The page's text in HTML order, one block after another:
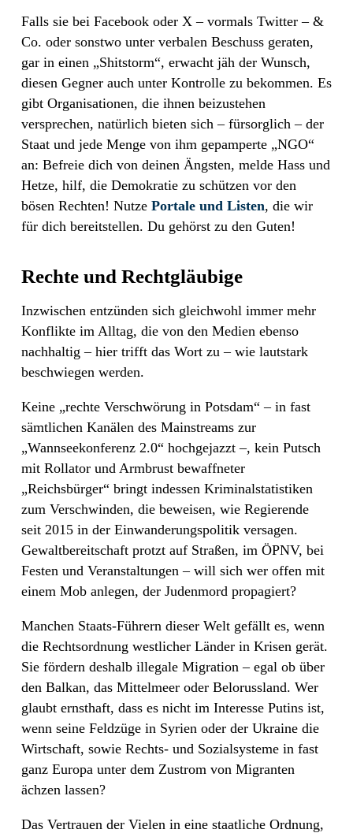
Falls sie bei Facebook oder X – vormals Twitter – &
Co. oder sonstwo unter verbalen Beschuss geraten,
gar in einen „Shitstorm“, erwacht jäh der Wunsch,
diesen Gegner auch unter Kontrolle zu bekommen. Es
gibt Organisationen, die ihnen beizustehen
versprechen, natürlich bieten sich – fürsorglich – der
Staat und jede Menge von ihm gepamperte „NGO“
an: Befreie dich von deinen Ängsten, melde Hass und
Hetze, hilf, die Demokratie zu schützen vor den
bösen Rechten! Nutze Portale und Listen, die wir
für dich bereitstellen. Du gehörst zu den Guten!
Rechte und Rechtgläubige
Inzwischen entzünden sich gleichwohl immer mehr
Konflikte im Alltag, die von den Medien ebenso
nachhaltig – hier trifft das Wort zu – wie lautstark
beschwiegen werden.
Keine „rechte Verschwörung in Potsdam“ – in fast
sämtlichen Kanälen des Mainstreams zur
„Wannseekonferenz 2.0“ hochgejazzt –, kein Putsch
mit Rollator und Armbrust bewaffneter
„Reichsbürger“ bringt indessen Kriminalstatistiken
zum Verschwinden, die beweisen, wie Regierende
seit 2015 in der Einwanderungspolitik versagen.
Gewaltbereitschaft protzt auf Straßen, im ÖPNV, bei
Festen und Veranstaltungen – will sich wer offen mit
einem Mob anlegen, der Judenmord propagiert?
Manchen Staats-Führern dieser Welt gefällt es, wenn
die Rechtsordnung westlicher Länder in Krisen gerät.
Sie fördern deshalb illegale Migration – egal ob über
den Balkan, das Mittelmeer oder Belorussland. Wer
glaubt ernsthaft, dass es nicht im Interesse Putins ist,
wenn seine Feldzüge in Syrien oder der Ukraine die
Wirtschaft, sowie Rechts- und Sozialsysteme in fast
ganz Europa unter dem Zustrom von Migranten
ächzen lassen?
Das Vertrauen der Vielen in eine staatliche Ordnung,